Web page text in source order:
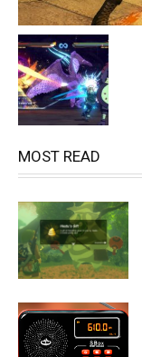
MOST READ